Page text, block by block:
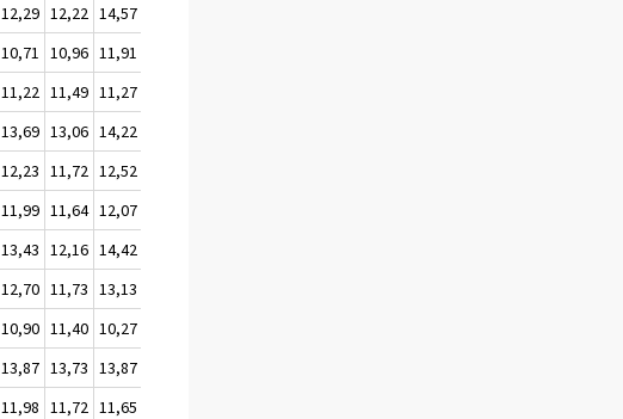
12,29 12,22 14,57
10,71 10,96 11,91
11,22 11,49 11,27
13,69 13,06 14,22
12,23 11,72 12,52
11,99 11,64 12,07
13,43 12,16 14,42
12,70 11,73 13,13
10,90 11,40 10,27
13,87 13,73 13,87
11,98 11,72 11,65